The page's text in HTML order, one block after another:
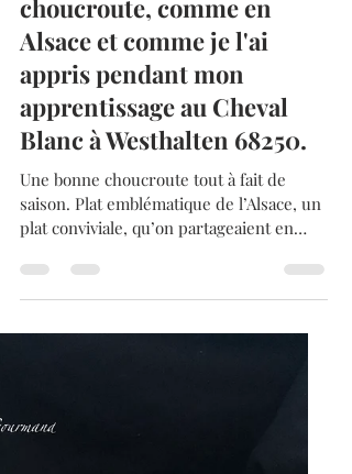
Admin
1 févr. 2024
3 min de lecture
Recette en photos : la
choucroute, comme en
Alsace et comme je l'ai
appris pendant mon
Blanc à Westhalten 68250.
saison. Plat emblématique de l’Alsace, un
être honnête, jusqu’à mes 18 ans, je n’ai